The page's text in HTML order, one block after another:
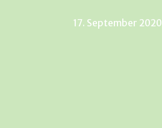
17. September 2020